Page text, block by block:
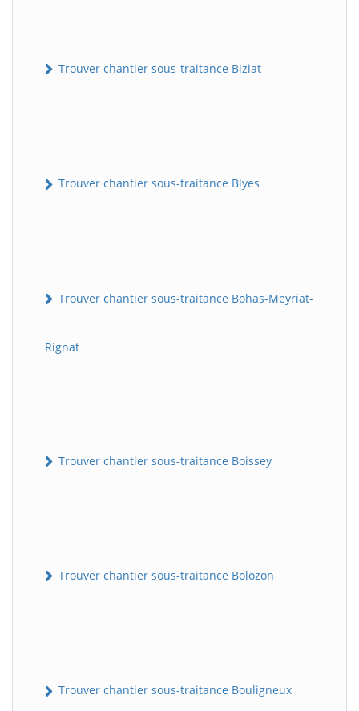
Trouver chantier sous-traitance Biziat
Trouver chantier sous-traitance Blyes
Trouver chantier sous-traitance Bohas-Meyriat-
Rignat
Trouver chantier sous-traitance Boissey
Trouver chantier sous-traitance Bolozon
Trouver chantier sous-traitance Bouligneux